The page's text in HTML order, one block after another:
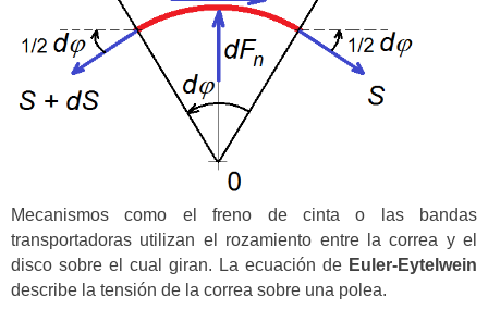
Mecanismos como el freno de cinta o las bandas
transportadoras utilizan el rozamiento entre la correa y el
disco sobre el cual giran. La ecuación de Euler-Eytelwein
describe la tensión de la correa sobre una polea.